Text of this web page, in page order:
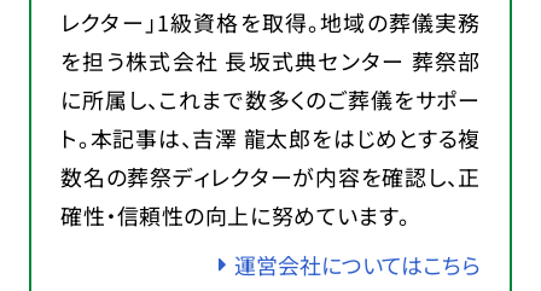
レクター」1級資格を取得。地域の葬儀実務
を担う株式会社 長坂式典センター 葬祭部
に所属し、これまで数多くのご葬儀をサポー
ト。本記事は、吉澤 龍太郎をはじめとする複
数名の葬祭ディレクターが内容を確認し、正
確性・信頼性の向上に努めています。
運営会社についてはこちら